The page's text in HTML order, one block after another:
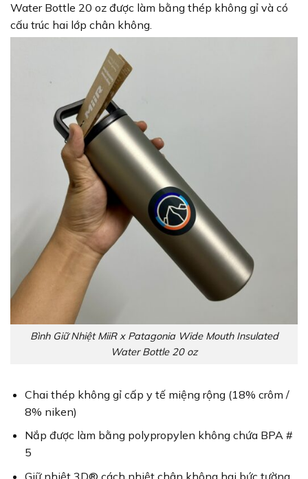
Water Bottle 20 oz được làm bằng thép không gỉ và có
cấu trúc hai lớp chân không.
Bình Giữ Nhiệt MiiR x Patagonia Wide Mouth Insulated
Water Bottle 20 oz
Chai thép không gỉ cấp y tế miệng rộng (18% crôm /
8% niken)
Nắp được làm bằng polypropylen không chứa BPA #
5
Giữ nhiệt 3D® cách nhiệt chân không hai bức tường